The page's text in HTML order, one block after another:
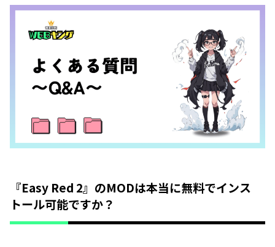
『Easy Red 2』のMODは本当に無料でインス
トール可能ですか？